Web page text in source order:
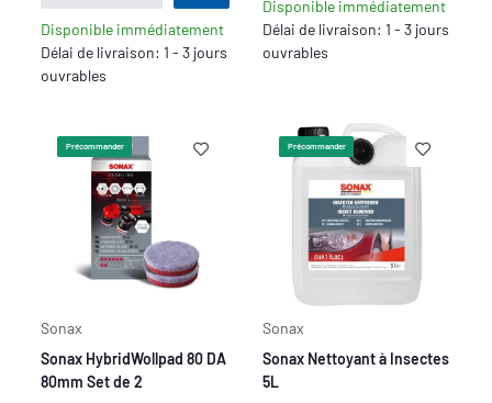
Disponible immédiatement
Délai de livraison: 1 - 3 jours
ouvrables
Disponible immédiatement
Délai de livraison: 1 - 3 jours
ouvrables
Précommander
Sonax
Sonax HybridWollpad 80 DA
80mm Set de 2
Précommander
Sonax
Sonax Nettoyant à Insectes
5L